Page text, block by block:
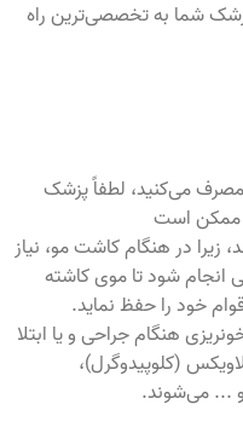
شما به تخصصی‌ترین راه
مصرف می‌کنید، لطفاً پزشک
ممکن است
زیرا در هنگام کاشت مو، نیاز
انجام شود تا موی کاشته
خود را حفظ نماید.
هنگام جراحی و یا ابتلا
(کلوپیدوگرل)،
و ... می‌شوند.